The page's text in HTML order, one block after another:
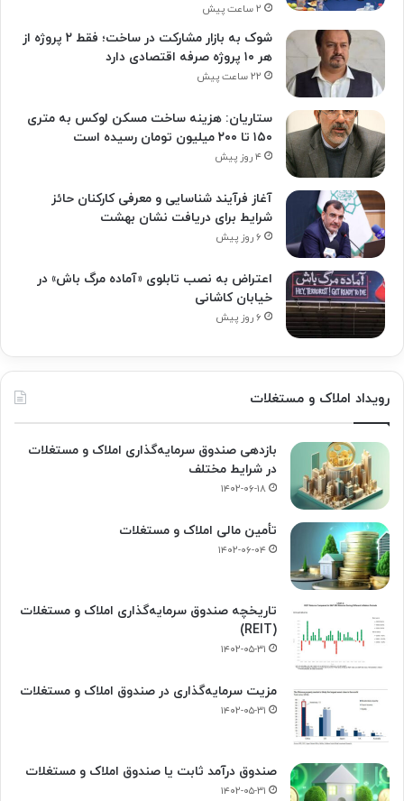
۲ ساعت پیش
شوک به بازار مشارکت در ساخت؛ فقط ۲ پروژه از
هر ۱۰ پروژه صرفه اقتصادی دارد
۲۲ ساعت پیش
ستاریان: هزینه ساخت مسکن لوکس به متری
۱۵۰ تا ۲۰۰ میلیون تومان رسیده است
۴ روز پیش
آغاز فرآیند شناسایی و معرفی کارکنان حائز
شرایط برای دریافت نشان بهشت
۶ روز پیش
اعتراض به نصب تابلوی «آماده مرگ باش» در
خیابان کاشانی
۶ روز پیش
رویداد املاک و مستغلات
بازدهی صندوق سرمایه‌گذاری املاک و مستغلات
در شرایط مختلف
۱۴۰۲-۰۶-۱۸
تأمین مالی املاک و مستغلات
۱۴۰۲-۰۶-۰۴
تاریخچه صندوق سرمایه‌گذاری املاک و مستغلات
(REIT)
۱۴۰۲-۰۵-۳۱
مزیت سرمایه‌گذاری در صندوق املاک و مستغلات
۱۴۰۲-۰۵-۳۱
صندوق درآمد ثابت یا صندوق املاک و مستغلات
۱۴۰۲-۰۵-۳۱